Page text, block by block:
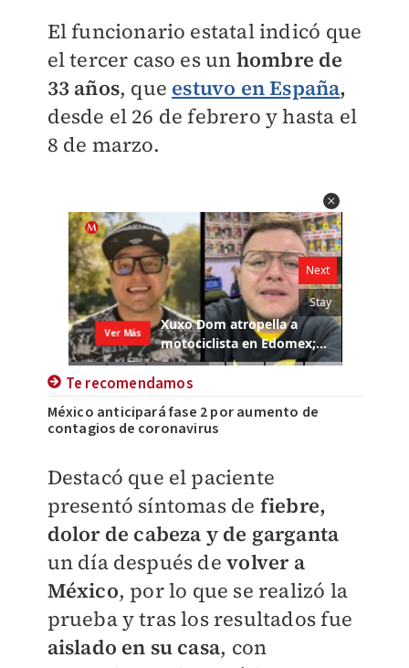
El funcionario estatal indicó que
el tercer caso es un hombre de
33 años, que estuvo enEspaña,
desde el 26 de febrero y hasta el
8 de marzo.
Te recomendamos
México anticipará fase 2 por aumento de
contagios de coronavirus
Destacó que el paciente
presentó síntomas de fiebre,
dolor de cabeza y de garganta
un día después devolver a
México, por lo que se realizó la
prueba y tras los resultados fue
aislado en su casa, con